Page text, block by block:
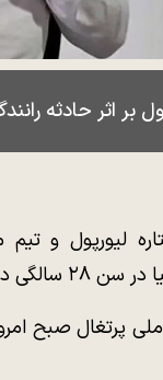
بر اثر حادثه
لیورپول و
پرتغال صبح